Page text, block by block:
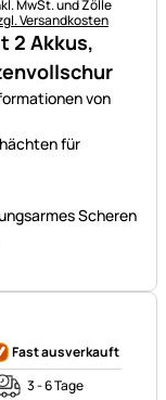
2 Akkus,
von
für
Scheren
MwSt. und Zölle
Versandkosten
Fast ausverkauft
3 - 6 Tage